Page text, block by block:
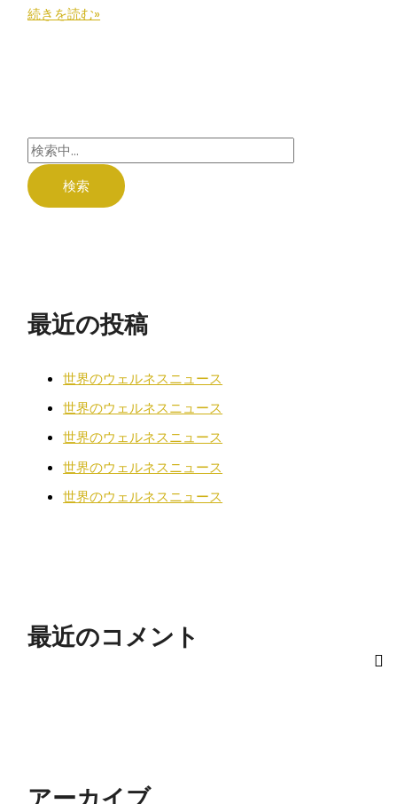
続きを読む»
最近の投稿
世界のウェルネスニュース
世界のウェルネスニュース
世界のウェルネスニュース
世界のウェルネスニュース
世界のウェルネスニュース
最近のコメント